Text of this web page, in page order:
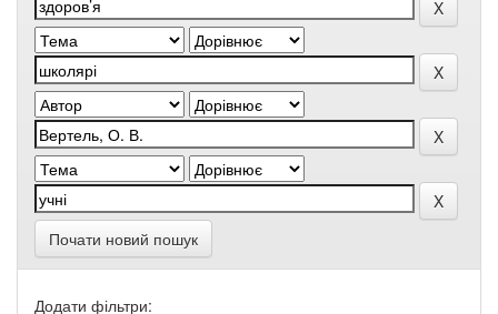
Почати новий пошук
Додати фільтри: